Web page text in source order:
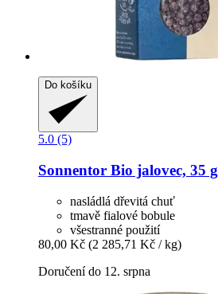
Do košíku
5.0 (5)
Sonnentor Bio jalovec, 35 g
nasládlá dřevitá chuť
tmavě fialové bobule
všestranné použití
80,00 Kč (2 285,71 Kč / kg)
Doručení do 12. srpna